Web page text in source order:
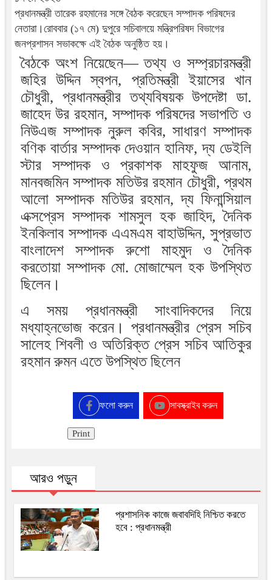
প্রধানমন্ত্রী তারেক রহমানের সঙ্গে বৈঠক করেছেন সম্পাদক পরিষদের
নেতারা।রোববার (১৭ মে) দুপুরে সচিবালয়ে মন্ত্রিপরিষদ বিভাগের
জনপ্রশাসন সভাকক্ষে এই বৈঠক অনুষ্ঠিত হয়।
বৈঠকে অংশ নিয়েছেন— তথ্য ও সম্প্রচারমন্ত্রী
জহির উদ্দিন স্বপন, প্রতিমন্ত্রী ইয়াসের খান
চৌধুরী, প্রধানমন্ত্রীর তথ্যবিষয়ক উপদেষ্টা ডা.
জাহেদ উর রহমান, সম্পাদক পরিষদের সভাপতি ও
নিউএজ সম্পাদক নুরুল কবির, সাধারণ সম্পাদক
বণিক বার্তার সম্পাদক দেওয়ান হানিফ, দ্য ডেইলি
স্টার সম্পাদক ও প্রকাশক মাহফুজ আনাম,
মানবজমিন সম্পাদক মতিউর রহমান চৌধুরী, প্রথম
আলো সম্পাদক মতিউর রহমান, দ্য ফিনান্সিয়াল
এক্সপ্রেস সম্পাদক শামসুল হক জাহিদ, দৈনিক
ইনকিলাব সম্পাদক এএমএম বাহাউদ্দিন, সুপ্রভাত
বাংলাদেশ সম্পাদক রুশো মাহমুদ ও দৈনিক
করতোয়া সম্পাদক মো. মোজাম্মেল হক উপস্থিত
ছিলেন।
এ সময় প্রধানমন্ত্রী সাংবাদিকদের নিয়ে
মধ্যাহ্নভোজ করেন। প্রধানমন্ত্রীর প্রেস সচিব
সালেহ শিবলী ও অতিরিক্ত প্রেস সচিব আতিকুর
রহমান রুমন এতে উপস্থিত ছিলেন
ফলো করুন সাবস্ক্রাইব করুন
Print
আরও পড়ুন
প্রশাসনিক কাজে জবাবদিহি নিশ্চিত করতে
হবে : প্রধানমন্ত্রী